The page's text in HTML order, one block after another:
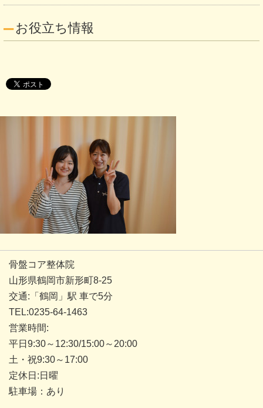
お役立ち情報
骨盤コア整体院
山形県鶴岡市新形町8-25
交通:「鶴岡」駅 車で5分
TEL:0235-64-1463
営業時間:
平日9:30～12:30/15:00～20:00
土・祝9:30～17:00
定休日:日曜
駐車場：あり